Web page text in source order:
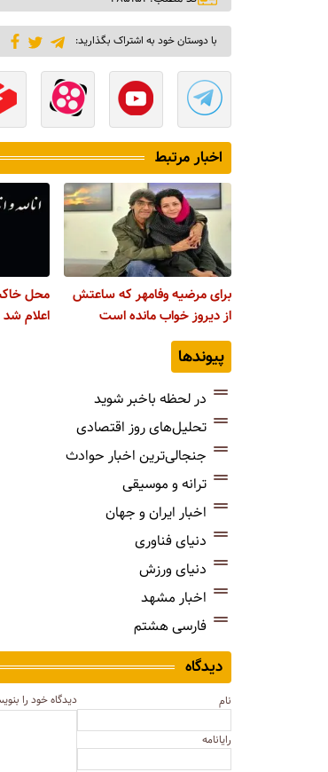
با دوستان خود به اشتراک بگذارید:
اخبار مرتبط
برای مرضیه وفامهر که ساعتش
از دیروز خواب مانده است
محل
اعلام شد
پیوندها
در لحظه باخبر شوید
تحلیل‌های روز اقتصادی
جنجالی‌ترین اخبار حوادث
ترانه و موسیقی
اخبار ایران و جهان
دنیای فناوری
دنیای ورزش
اخبار مشهد
فارسی هشتم
دیدگاه
نام
رایانامه
دیدگاه خود را